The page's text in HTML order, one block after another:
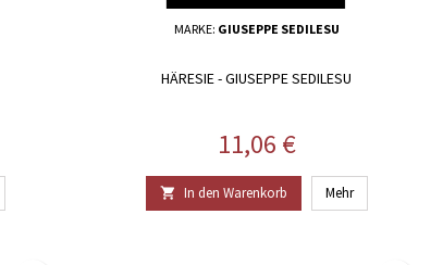
MARKE: GIUSEPPE SEDILESU
HÄRESIE - GIUSEPPE SEDILESU
Preis
11,06 €
 In den Warenkorb Mehr